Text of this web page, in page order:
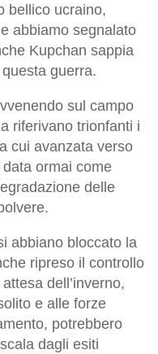
bellico ucraino,
abbiamo segnalato
Kupchan sappia
guerra.
sul campo
riferivano trionfanti i
cui avanzata verso
ormai come
delle
abbiano bloccato la
ripreso il controllo
dell’inverno,
e alle forze
potrebbero
dagli esiti